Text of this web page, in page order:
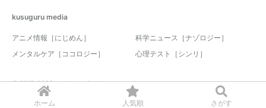
ホーム 人気順 さがす
kusuguru media
アニメ情報［にじめん］
科学ニュース［ナゾロジー］
メンタルケア［ココロジー］
心理テスト［シンリ］
© 2017-2026 nazology. all rights reserved.